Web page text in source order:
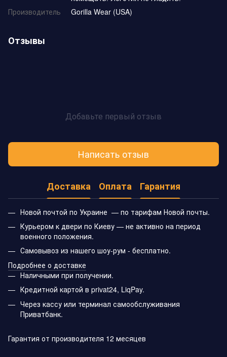
Производитель
Gorilla Wear (USA)
Отзывы
Добавьте первый отзыв
Написать отзыв
Доставка Оплата Гарантия
Новой почтой по Украине — по тарифам Новой почты.
Курьером к двери по Киеву — не активно на период
военного положения.
Самовывоз из нашего шоу-рум - бесплатно.
Подробнее о доставке
Наличными при получении.
Кредитной картой в privat24, LiqPay.
Через кассу или терминал самообслуживания
Приватбанк.
Гарантия от производителя 12 месяцев